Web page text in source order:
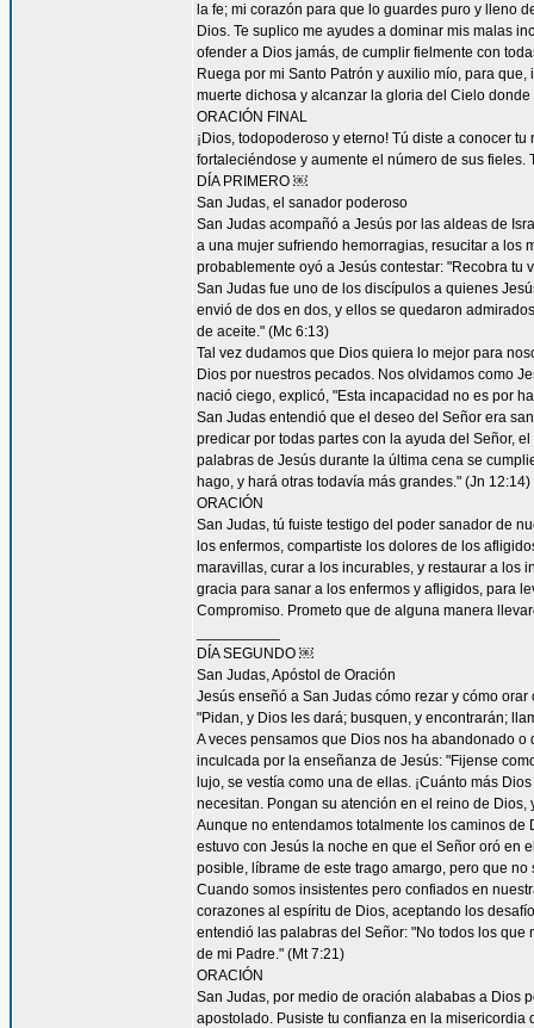
la fe; mi corazón para que lo guardes puro y lleno
Dios. Te suplico me ayudes a dominar mis malas
ofender a Dios jamás, de cumplir fielmente con
Ruega por mi Santo Patrón y auxilio mío, para
muerte dichosa y alcanzar la gloria del Cielo
ORACIÓN FINAL
¡Dios, todopoderoso y eterno! Tú diste a conocer
fortaleciéndose y aumente el número de sus fieles.
DÍA PRIMERO ￼
San Judas, el sanador poderoso
San Judas acompañó a Jesús por las aldeas de
a una mujer sufriendo hemorragias, resucitar a los
probablemente oyó a Jesús contestar: "Recobra tu
San Judas fue uno de los discípulos a quienes
envió de dos en dos, y ellos se quedaron
de aceite." (Mc 6:13)
Tal vez dudamos que Dios quiera lo mejor para
Dios por nuestros pecados. Nos olvidamos como
nació ciego, explicó, "Esta incapacidad no es por
San Judas entendió que el deseo del Señor era
predicar por todas partes con la ayuda del Señor,
palabras de Jesús durante la última cena se
hago, y hará otras todavía más grandes." (Jn 12:14)
ORACIÓN
San Judas, tú fuiste testigo del poder sanador de
los enfermos, compartiste los dolores de los
maravillas, curar a los incurables, y restaurar a los
gracia para sanar a los enfermos y afligidos, para
Compromiso. Prometo que de alguna manera
DÍA SEGUNDO ￼
San Judas, Apóstol de Oración
Jesús enseñó a San Judas cómo rezar y cómo
"Pidan, y Dios les dará; busquen, y encontrarán;
A veces pensamos que Dios nos ha abandonado
inculcada por la enseñanza de Jesús: "Fijense
lujo, se vestía como una de ellas. ¡Cuánto más
necesitan. Pongan su atención en el reino de
Aunque no entendamos totalmente los caminos
estuvo con Jesús la noche en que el Señor oró en
posible, líbrame de este trago amargo, pero que
Cuando somos insistentes pero confiados en
corazones al espíritu de Dios, aceptando los
entendió las palabras del Señor: "No todos los
de mi Padre." (Mt 7:21)
ORACIÓN
San Judas, por medio de oración alababas a Dios
apostolado. Pusiste tu confianza en la